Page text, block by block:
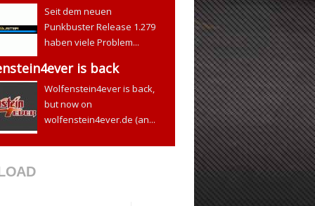
Seit dem neuen
Punkbuster Release 1.279
haben viele Problem...
is back
Wolfenstein4ever is back,
but now on
wolfenstein4ever.de (an...